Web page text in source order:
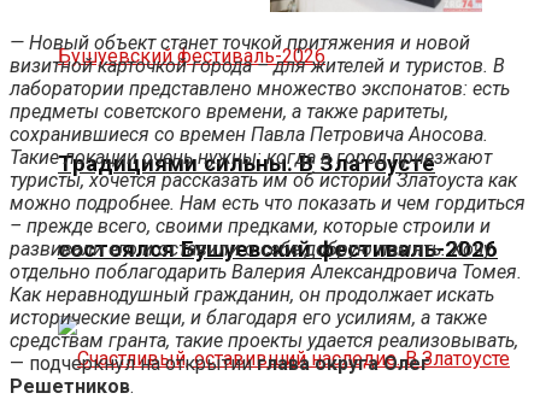
Традициями сильны. В Златоусте
состоялся Бушуевский фестиваль-2026
— Новый объект станет точкой притяжения и новой
визитной карточкой города – для жителей и туристов. В
лаборатории представлено множество экспонатов: есть
предметы советского времени, а также раритеты,
сохранившиеся со времен Павла Петровича Аносова.
Такие локации очень нужны: когда в город приезжают
туристы, хочется рассказать им об истории Златоуста как
можно подробнее. Нам есть что показать и чем гордиться
– прежде всего, своими предками, которые строили и
развивали его и оставили о себе добрую память. Хочу
отдельно поблагодарить Валерия Александровича Томея.
Как неравнодушный гражданин, он продолжает искать
исторические вещи, и благодаря его усилиям, а также
средствам гранта, такие проекты удается реализовывать,
— подчеркнул на открытииглава округа Олег
Решетников.